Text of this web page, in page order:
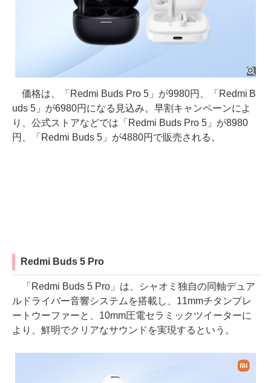
価格は、「Redmi Buds Pro 5」が9980円、「Redmi B
uds 5」が6980円になる見込み。早割キャンペーンによ
り、公式ストアなどでは「Redmi Buds Pro 5」が8980
円、「Redmi Buds 5」が4880円で販売される。
Redmi Buds 5 Pro
「Redmi Buds 5 Pro」は、シャオミ独自の同軸デュア
ルドライバー音響システムを搭載し、11mmチタンプレ
ートウーファーと、10mm圧電セラミックツイーターに
より、鮮明でクリアなサウンドを実現するという。